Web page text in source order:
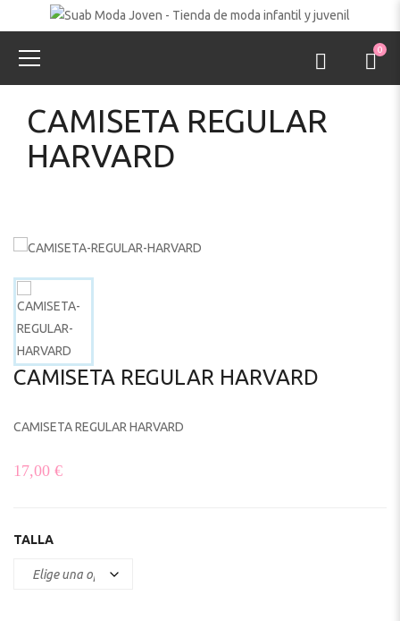
0
CAMISETA REGULAR
HARVARD
CAMISETA REGULAR HARVARD
CAMISETA REGULAR HARVARD
17,00 €
TALLA